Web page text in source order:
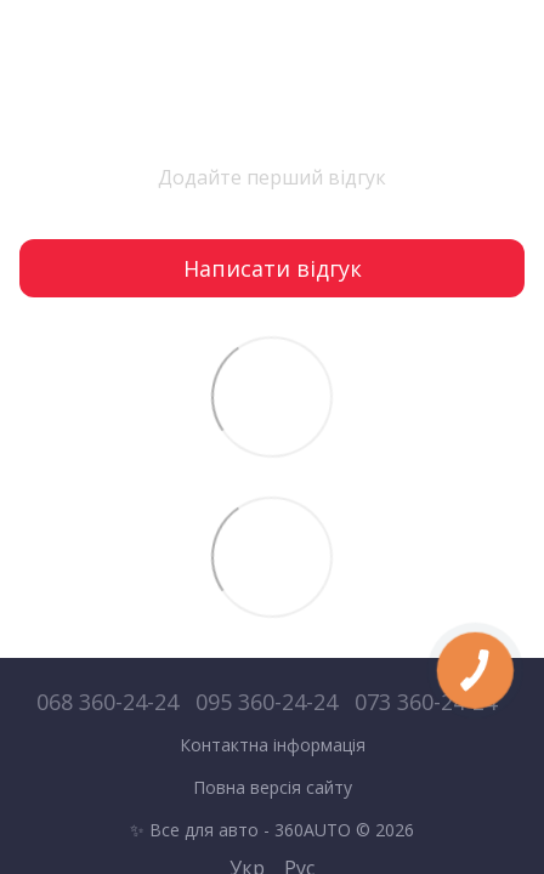
Додайте перший відгук
Написати відгук
068 360-24-24 095 360-24-24 073 360-24-24
Контактна інформація
Повна версія сайту
✨ Все для авто - 360AUTO © 2026
Укр Рус